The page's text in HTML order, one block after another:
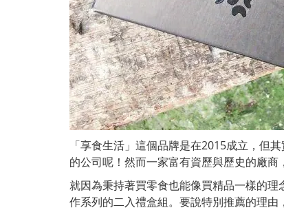
「享食生活」這個品牌是在2015成立，但
的公司呢！然而一家富有資歷與歷史的廠商
就因為秉持著買零食也能像買精品一樣的
作系列的二入禮盒組。要說特別推薦的理由